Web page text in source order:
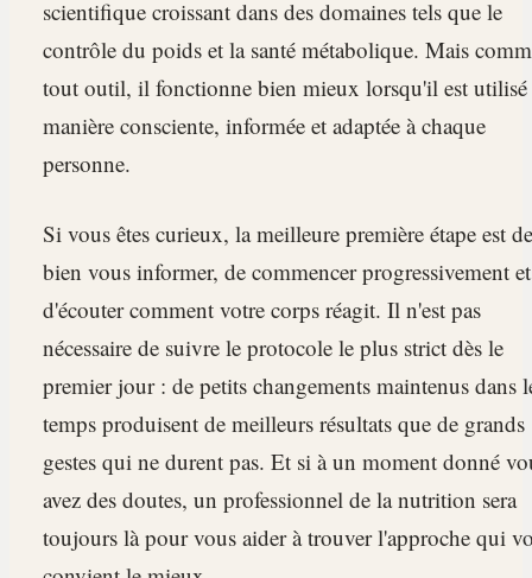
scientifique croissant dans des domaines tels que le
contrôle du poids et la santé métabolique. Mais
tout outil, il fonctionne bien mieux lorsqu'il est utilisé
manière consciente, informée et adaptée à chaque
personne.
Si vous êtes curieux, la meilleure première étape est de
bien vous informer, de commencer progressivement et
d'écouter comment votre corps réagit. Il n'est pas
nécessaire de suivre le protocole le plus strict dès le
premier jour : de petits changements maintenus dans
temps produisent de meilleurs résultats que de grands
gestes qui ne durent pas. Et si à un moment donné
avez des doutes, un professionnel de la nutrition sera
toujours là pour vous aider à trouver l'approche qui